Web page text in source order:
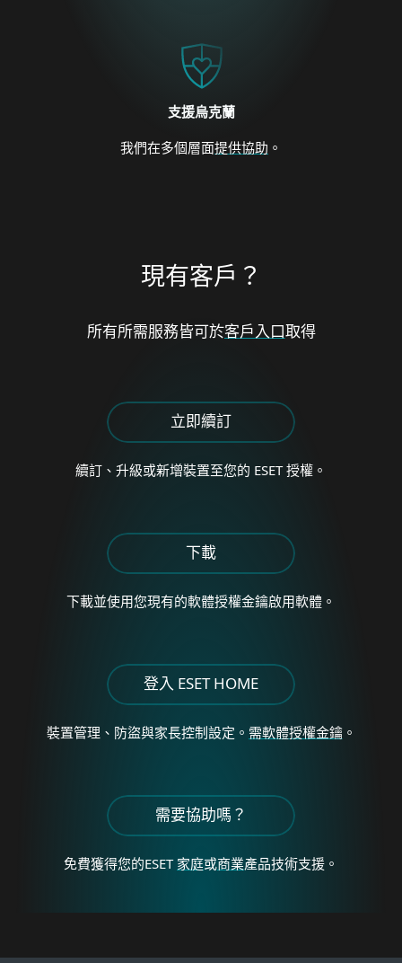
支援烏克蘭
我們在多個層面提供協助 。
現有客戶？
所有所需服務皆可於客戶入口取得
立即續訂
續訂、升級或新增裝置至您的 ESET 授權。
下載
下載並使用您現有的軟體授權金鑰啟用軟體。
登入 ESET HOME
裝置管理、防盜與家長控制設定。 需軟體授權金鑰。
需要協助嗎？
免費獲得您的ESET 家庭或商業產品技術支援。